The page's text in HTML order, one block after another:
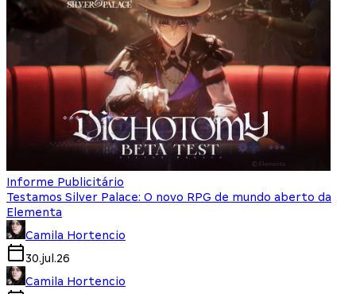
Informe Publicitário
Testamos Silver Palace: O novo RPG de mundo aberto da
Elementa
Camila Hortencio
30.jul.26
Camila Hortencio